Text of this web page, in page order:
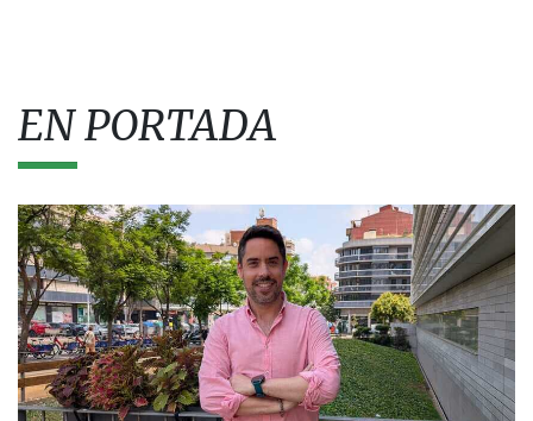
EN PORTADA